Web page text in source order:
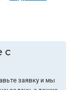
с
заявку и мы